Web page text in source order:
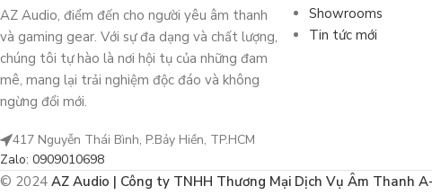
AZ Audio, điểm đến cho người yêu âm thanh
và gaming gear. Với sự đa dạng và chất lượng,
chúng tôi tự hào là nơi hội tụ của những đam
mê, mang lại trải nghiệm độc đáo và không
ngừng đổi mới.
417 Nguyễn Thái Bình, P.Bảy Hiền, TP.HCM
Zalo: 0909010698
Showrooms
Tin tức mới
© 2024 AZ Audio | Công ty TNHH Thương Mại Dịch Vụ Âm Thanh